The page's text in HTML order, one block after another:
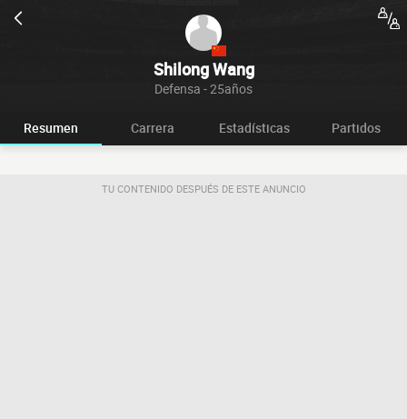
Shilong Wang
Defensa - 25años
Resumen Carrera Estadísticas Partidos
TU CONTENIDO DESPUÉS DE ESTE ANUNCIO